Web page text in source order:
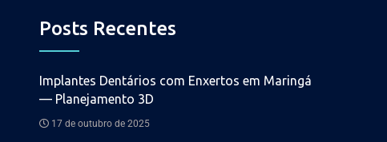
Posts Recentes
Implantes Dentários com Enxertos em Maringá
— Planejamento 3D
17 de outubro de 2025